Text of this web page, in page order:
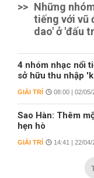
>> Những
tiếng với vũ
dao' ở 'đấu
4 nhóm nhạc nổi
sở hữu thu nhập
GIẢI TRÍ 08:00 | 02/05/
Sao Hàn: Thêm
hẹn hò
GIẢI TRÍ 14:41 | 22/04/